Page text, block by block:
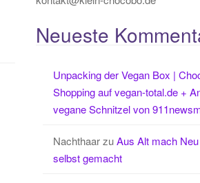
Neueste
Unpacking der Vegan Box |
Shopping auf vegan-total.de +
vegane Schnitzel von
NachthaarzuAus Alt mach
selbst gemacht